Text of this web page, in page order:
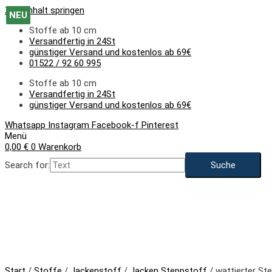
Zum Inhalt springen
Stoffe ab 10 cm
Versandfertig in 24St
günstiger Versand und kostenlos ab 69€
01522 / 92 60 995
Stoffe ab 10 cm
Versandfertig in 24St
günstiger Versand und kostenlos ab 69€
Whatsapp Instagram Facebook-f Pinterest
Menü
0,00 € 0 Warenkorb
Search for:
NEU
NEU
NEU
NEU
NEU
NEU
NEU
NEU
NEU
NEU